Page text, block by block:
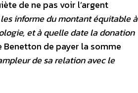
de ne pas voir l’argent
informe du montant équitable à
et à quelle date la donation
Benetton de payer la somme
de sa relation avec le